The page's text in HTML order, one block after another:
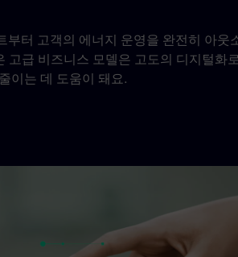
부터 고객의 에너지 운영을 완전히 아
고급 비즈니스 모델은 고도의 디지털화
이는 데 도움이 돼요.